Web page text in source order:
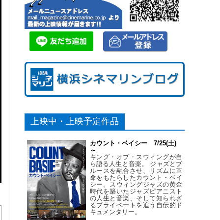
上映中・上映予定作品
カウント・ベイシー 7/25(土)
～
キング・オブ・スウィングが自
ら語る人生と音楽。 ジャズとブ
ルースを融合させ、リズムに革
命をもたらしたカウント・ベイ
シー。スウィングジャズの黄金
時代を築いたジャズピアニスト
の人生と音楽、そして知られざ
るプライベートを追う自伝的ド
キュメンタリー。